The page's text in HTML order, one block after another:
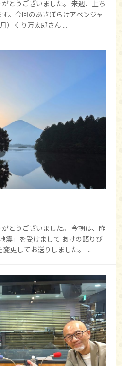
とうございました。 来週、上ち
。今回のあさぼらけアベンジャ
）くり万太郎さん ...
とうございました。 今朝は、昨
震」を受けまして あけの語りび
更してお送りしました。 ...